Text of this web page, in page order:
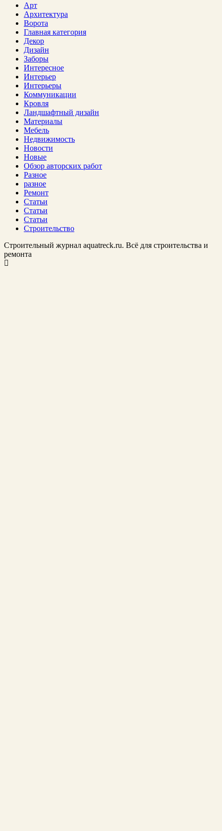
Арт
Архитектура
Ворота
Главная категория
Декор
Дизайн
Заборы
Интересное
Интерьер
Интерьеры
Коммуникации
Кровля
Ландшафтный дизайн
Материалы
Мебель
Недвижимость
Новости
Новые
Обзор авторских работ
Разное
разное
Ремонт
Статьи
Статьи
Статьи
Строительство
Строительный журнал aquatreck.ru. Всё для строительства и
ремонта